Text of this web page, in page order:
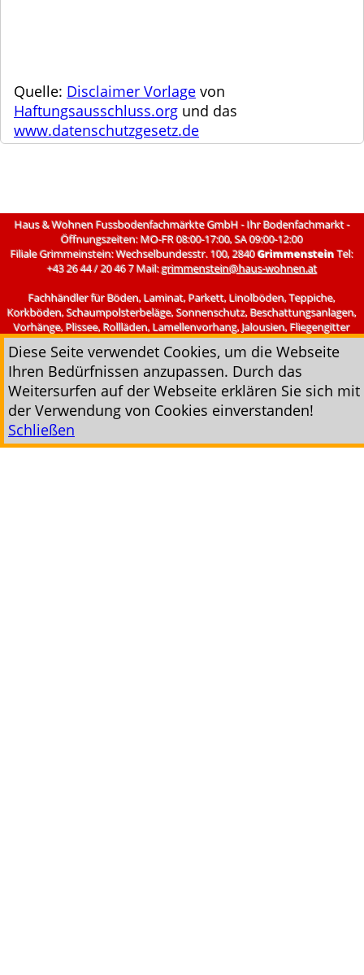
Quelle: Disclaimer Vorlage von
Haftungsausschluss.org und das
www.datenschutzgesetz.de
Diese Seite verwendet Cookies, um die Webseite
Ihren Bedürfnissen anzupassen. Durch das
Weitersurfen auf der Webseite erklären Sie sich mit
der Verwendung von Cookies einverstanden!
Schließen
Haus & Wohnen Fussbodenfachmärkte GmbH - Ihr Bodenfachmarkt -
Öffnungszeiten: MO-FR 08:00-17:00, SA 09:00-12:00
Filiale Grimmeinstein: Wechselbundesstr. 100, 2840GrimmensteinTel:
+43 26 44 / 20 46 7 Mail:grimmenstein@haus-wohnen.at
Fachhändler für Böden, Laminat, Parkett, Linolböden, Teppiche,
Korkböden, Schaumpolsterbeläge, Sonnenschutz, Beschattungsanlagen,
Vorhänge, Plissee, Rollläden, Lamellenvorhang, Jalousien, Fliegengitter
uvm.
--Impressum----AGB--